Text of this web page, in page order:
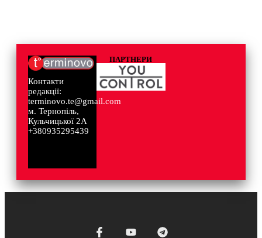
Контакти
редакції:
terminovo.te@gmail.com
м. Тернопіль,
Кульчицької 2А
+380935295439
ПАРТНЕРИ